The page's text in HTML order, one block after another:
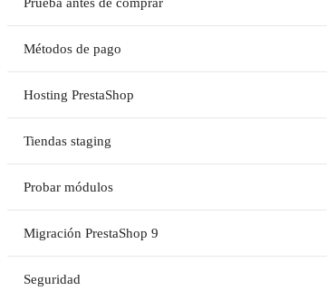
Prueba antes de comprar
Métodos de pago
Hosting PrestaShop
Tiendas staging
Probar módulos
Migración PrestaShop 9
Seguridad